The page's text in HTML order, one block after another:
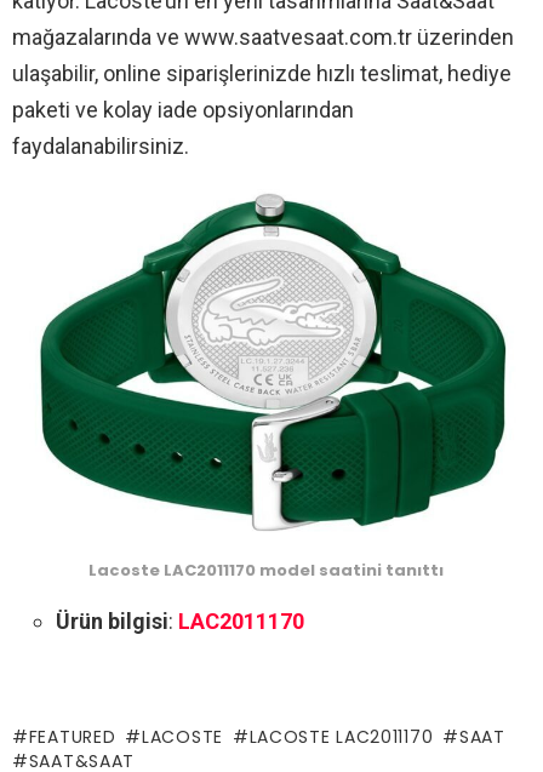
mağazalarında ve www.saatvesaat.com.tr üzerinden
ulaşabilir, online siparişlerinizde hızlı teslimat, hediye
paketi ve kolay iade opsiyonlarından
faydalanabilirsiniz.
Lacoste LAC2011170 model saatini tanıttı
Ürün bilgisi: LAC2011170
FEATURED LACOSTE LACOSTE LAC2011170
SAAT
SAAT&SAAT